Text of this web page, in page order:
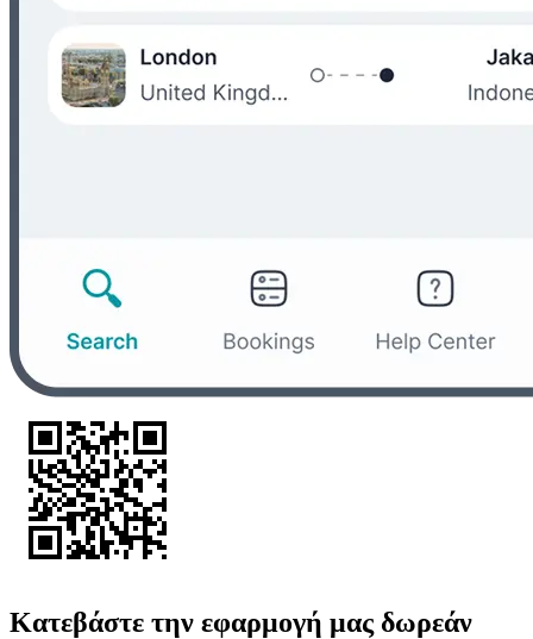
Κατεβάστε την εφαρμογή μας δωρεάν